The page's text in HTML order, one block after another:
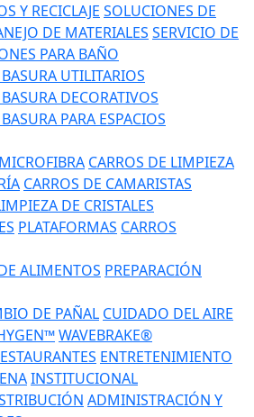
Y RECICLAJE SOLUCIONES DE
DE MATERIALES SERVICIO DE
PARA BAÑO
UTILITARIOS
DECORATIVOS
PARA ESPACIOS
MICROFIBRA CARROS DE LIMPIEZA
CARROS DE CAMARISTAS
DE CRISTALES
PLATAFORMAS CARROS
ALIMENTOS PREPARACIÓN
DE PAÑAL CUIDADO DEL AIRE
WAVEBRAKE®
ENTRETENIMIENTO
INSTITUCIONAL
ADMINISTRACIÓN Y